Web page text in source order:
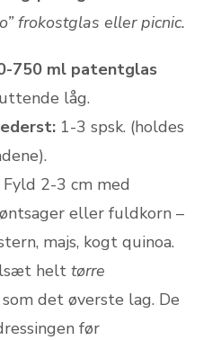
frokostglas eller picnic.
750 ml patentglas
låg.
1-3 spsk. (holdes
Fyld 2-3 cm med
eller fuldkorn –
majs, kogt quinoa.
helt tørre
det øverste lag. De
før